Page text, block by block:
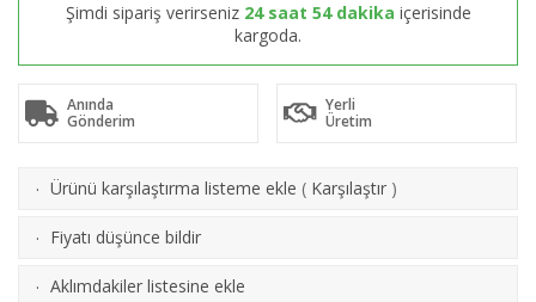
Şimdi sipariş verirseniz 24 saat 54 dakika içerisinde
kargoda.
Anında
Gönderim
Yerli
Üretim
· Ürünü karşılaştırma listeme ekle ( Karşılaştır )
· Fiyatı düşünce bildir
· Aklımdakiler listesine ekle